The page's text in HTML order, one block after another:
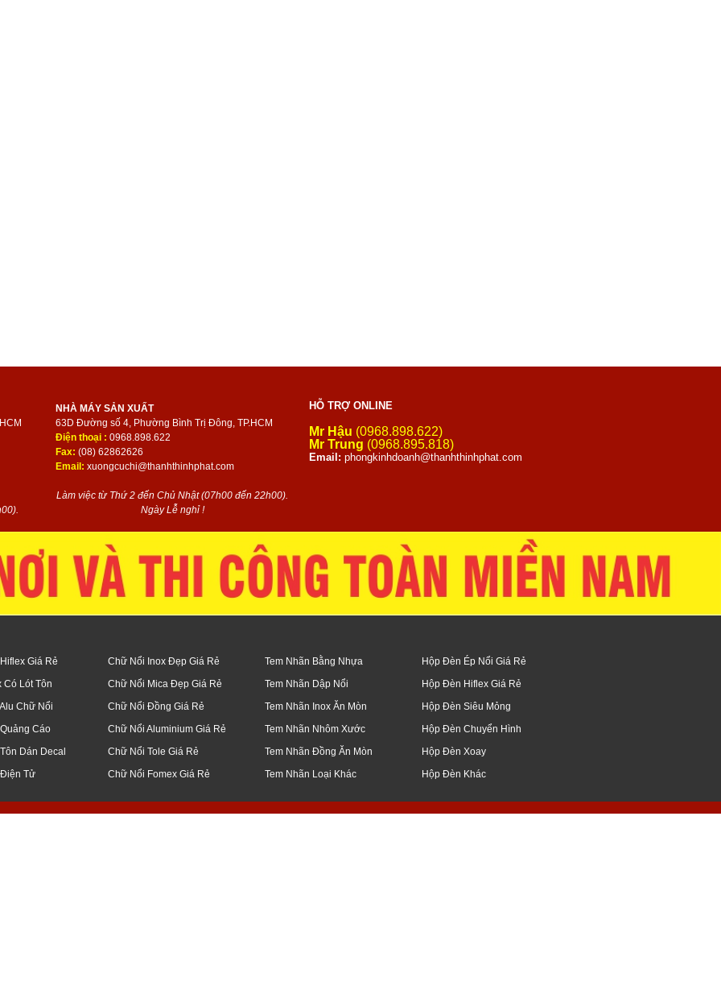
NHÀ MÁY SẢN XUẤT
63D Đường số 4, Phường Bình Trị Đông, TP.HCM
Điện thoại : 0968.898.622
Fax: (08) 62862626
Email: xuongcuchi@thanhthinhphat.com
Làm việc từ Thứ 2 đến Chủ Nhật (07h00 đến 22h00).
Ngày Lễ nghỉ !
HỖ TRỢ ONLINE
Mr Hậu (0968.898.622)
Mr Trung (0968.895.818)
Email: phongkinhdoanh@thanhthinhphat.com
Giá Rẻ
Có Lót Tôn
Chữ Nổi
Cáo
Dán Decal
Tử
Chữ Nổi Inox Đẹp Giá Rẻ
Chữ Nổi Mica Đẹp Giá Rẻ
Chữ Nổi Đồng Giá Rẻ
Chữ Nổi Aluminium Giá Rẻ
Chữ Nổi Tole Giá Rẻ
Chữ Nổi Fomex Giá Rẻ
Tem Nhãn Bằng Nhựa
Tem Nhãn Dập Nổi
Tem Nhãn Inox Ăn Mòn
Tem Nhãn Nhôm Xước
Tem Nhãn Đồng Ăn Mòn
Tem Nhãn Loại Khác
Hộp Đèn Ép Nổi Giá Rẻ
Hộp Đèn Hiflex Giá Rẻ
Hộp Đèn Siêu Mỏng
Hộp Đèn Chuyển Hình
Hộp Đèn Xoay
Hộp Đèn Khác
bình thạnh, thủ đức, q7, bình chánh, củ chi, q12, đà nẵng, bạc liêu, tiền giang, mỹ tho, vĩnh long, nghệ an, hà nội
ốp, bảng, biển, hiệu, led, điện tử, ma trận, giá, rẻ, gia công, inox, chữ nổi, đẹp, hình ảnh, kiếng, hoa cương